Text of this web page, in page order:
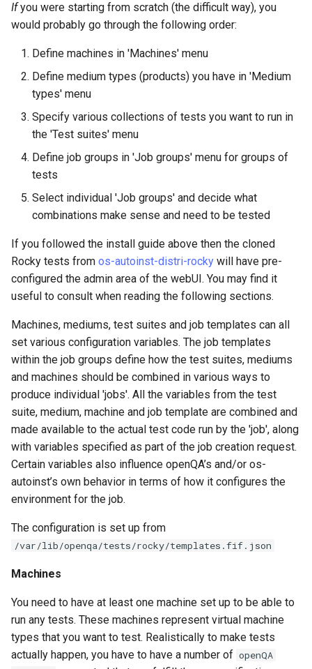
Ifyou were starting from scratch (the difficult way), you
would probably go through the following order:
Define machines in 'Machines' menu
Define medium types (products) you have in 'Medium
types' menu
Specify various collections of tests you want to run in
the 'Test suites' menu
Define job groups in 'Job groups' menu for groups of
tests
Select individual 'Job groups' and decide what
combinations make sense and need to be tested
If you followed the install guide above then the cloned
Rocky tests from os-autoinst-distri-rocky will have pre-
configured the admin area of the webUI. You may find it
useful to consult when reading the following sections.
Machines, mediums, test suites and job templates can all
set various configuration variables. The job templates
within the job groups define how the test suites, mediums
and machines should be combined in various ways to
produce individual 'jobs'. All the variables from the test
suite, medium, machine and job template are combined and
made available to the actual test code run by the 'job', along
with variables specified as part of the job creation request.
Certain variables also influence openQA’s and/or os-
autoinst’s own behavior in terms of how it configures the
environment for the job.
The configuration is set up from
/var/lib/openqa/tests/rocky/templates.fif.json
Machines
You need to have at least one machine set up to be able to
run any tests. These machines represent virtual machine
types that you want to test. Realistically to make tests
actually happen, you have to have a number of openQA